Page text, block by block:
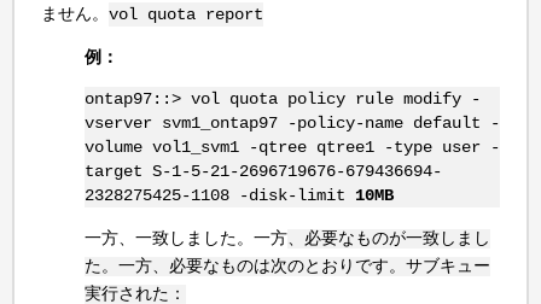
ません。 vol quota report
例：
ontap97::> vol quota policy rule modify -
vserver svm1_ontap97 -policy-name default -
volume vol1_svm1 -qtree qtree1 -type user -
target S-1-5-21-2696719676-679436694-
2328275425-1108 -disk-limit 10MB
一方、一致しました。一方、必要なものが一致しまし
た。一方、必要なものは次のとおりです。サブキュー
実行された：